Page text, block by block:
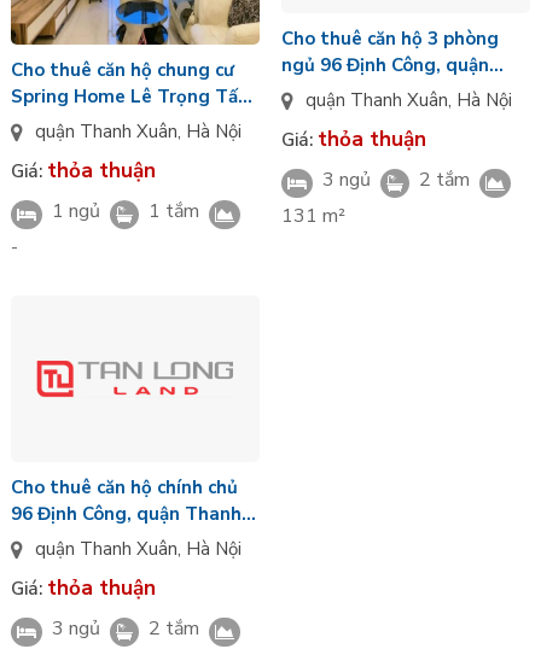
Cho thuê căn hộ chung cư
Spring Home Lê Trọng Tấn,
Thanh Xuân, HN
quận Thanh Xuân, Hà Nội
Giá: thỏa thuận
1 ngủ
1 tắm
-
Cho thuê căn hộ 3 phòng
ngủ 96 Định Công, quận
Thanh Xuân, Hà Nội
quận Thanh Xuân, Hà Nội
Giá: thỏa thuận
3 ngủ
2 tắm
131 m²
Cho thuê căn hộ chính chủ
96 Định Công, quận Thanh
Xuân, Hà Nội
quận Thanh Xuân, Hà Nội
Giá: thỏa thuận
3 ngủ
2 tắm